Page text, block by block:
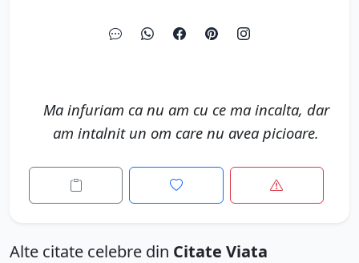
Ma infuriam ca nu am cu ce ma incalta, dar
am intalnit un om care nu avea picioare.
Alte citate celebre din Citate Viata